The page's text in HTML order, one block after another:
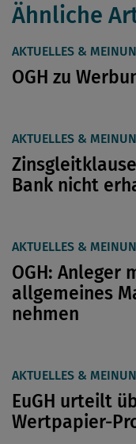
Ähnliche
AKTUELLES &
OGH zu
AKTUELLES &
Bank nicht
AKTUELLES &
OGH: Anleger
allgemeines
nehmen
AKTUELLES &
EuGH urteilt
Wertpapier-